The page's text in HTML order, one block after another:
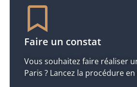
Faire un constat
Vous souhaitez faire réaliser
Paris ? Lancez la procédure